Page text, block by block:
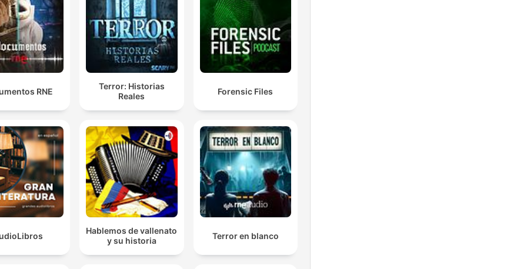
RNE
Terror: Historias
Reales
Forensic Files
Hablemos de vallenato
y su historia
Terror en blanco